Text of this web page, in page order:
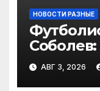
НОВОСТИ РАЗНЫЕ
— в
тяжело
АВГ 3, 2026